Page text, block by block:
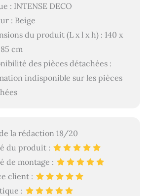
: INTENSE DECO
: Beige
du produit (L x l x h) : 140 x
cm
des pièces détachées :
indisponible sur les pièces
la rédaction 18/20
du produit :
de montage :
client :
: